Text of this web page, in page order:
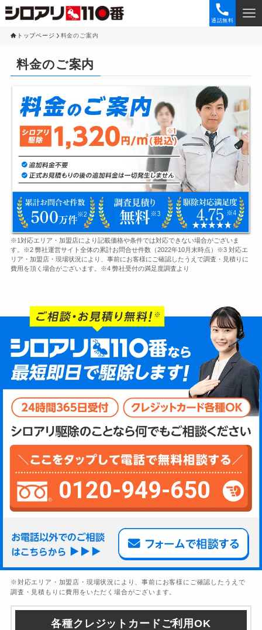
通話無料
トップページ 料金のご案内
料金のご案内
※1対応エリア・加盟店により記載価格や条件では対応できない場合がございま
す。※2 弊社運営サイト全体の累計お問合せ件数（2022年10月末時点）※3 対応エ
リア・加盟店・現場状況により、事前にお客様にご確認したうえで調査・見積りに
費用を頂く場合がございます。※4 弊社受付の満足度調査より
0120-949-650
※対応エリア・加盟店・現場状況により、事前にお客様にご確認したうえで
調査・見積もりに費用をいただく場合がございます。
各種クレジットカードご利用OK